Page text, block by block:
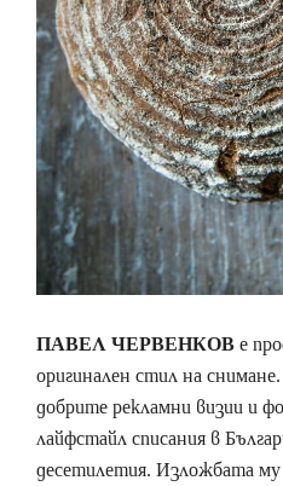
ПАВЕЛ ЧЕРВЕНКОВе
оригинален стил на
добрите рекламни визии и
лайфстайл списания в
десетилетия. Изложбата